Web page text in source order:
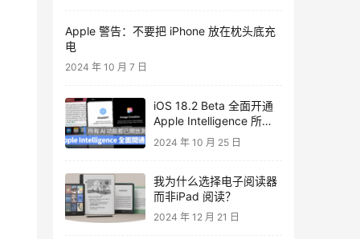
Apple 警告：不要把 iPhone 放在枕头底充
电
2024 年 10 月 7 日
iOS 18.2 Beta 全面开通
Apple Intelligence 所有
功能！ ChatGPT、图片
生成、视觉 AI 都能用
2024 年 10 月 25 日
我为什么选择电子阅读器
而非iPad 阅读？
2024 年 12 月 21 日